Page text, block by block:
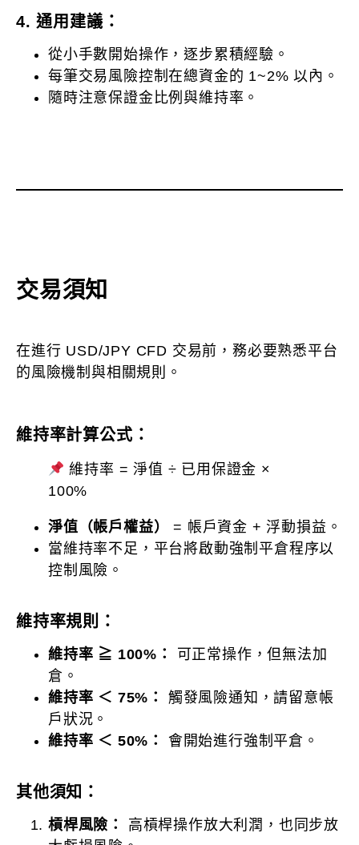
4. 通用建議：
從小手數開始操作，逐步累積經驗。
每筆交易風險控制在總資金的 1~2% 以內。
隨時注意保證金比例與維持率。
交易須知
在進行 USD/JPY CFD 交易前，務必要熟悉平台
的風險機制與相關規則。
維持率計算公式：
維持率 = 淨值 ÷ 已用保證金 ×
100%
淨值（帳戶權益）
= 帳戶資金 + 浮動損益。
當維持率不足，平台將啟動強制平倉程序以
控制風險。
維持率規則：
維持率 ≧ 100%：
可正常操作，但無法加
倉。
維持率 ＜ 75%：
觸發風險通知，請留意帳
戶狀況。
維持率 ＜ 50%：
會開始進行強制平倉。
其他須知：
槓桿風險：
高槓桿操作放大利潤，也同步放